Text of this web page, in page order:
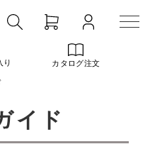
り カタログ注文
イド